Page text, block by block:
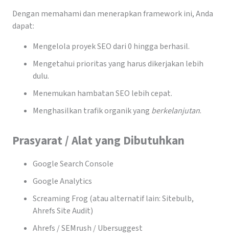
Dengan memahami dan menerapkan framework ini, Anda
dapat:
Mengelola proyek SEO dari 0 hingga berhasil.
Mengetahui prioritas yang harus dikerjakan lebih
dulu.
Menemukan hambatan SEO lebih cepat.
Menghasilkan trafik organik yang berkelanjutan.
Prasyarat / Alat yang Dibutuhkan
Google Search Console
Google Analytics
Screaming Frog (atau alternatif lain: Sitebulb,
Ahrefs Site Audit)
Ahrefs / SEMrush / Ubersuggest